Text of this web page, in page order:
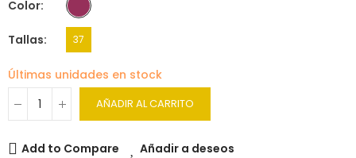
Color
Tallas 37
Últimas unidades en stock
AÑADIR AL CARRITO
Add to Compare Añadir a deseos